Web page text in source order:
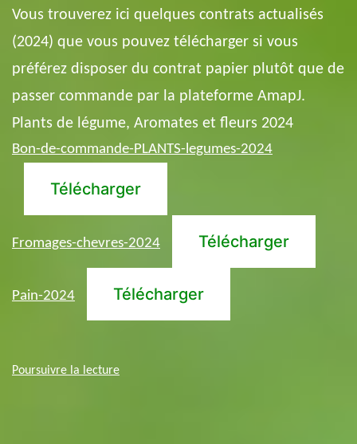
Vous trouverez ici quelques contrats actualisés
(2024) que vous pouvez télécharger si vous
préférez disposer du contrat papier plutôt que de
passer commande par la plateforme AmapJ.
Plants de légume, Aromates et fleurs 2024
Bon-de-commande-PLANTS-legumes-2024
Télécharger
Fromages-chevres-2024 Télécharger
Pain-2024 Télécharger
Poursuivre la lectureContrats